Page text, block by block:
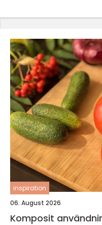
inspiration
06. August 2026
Komposit användning så